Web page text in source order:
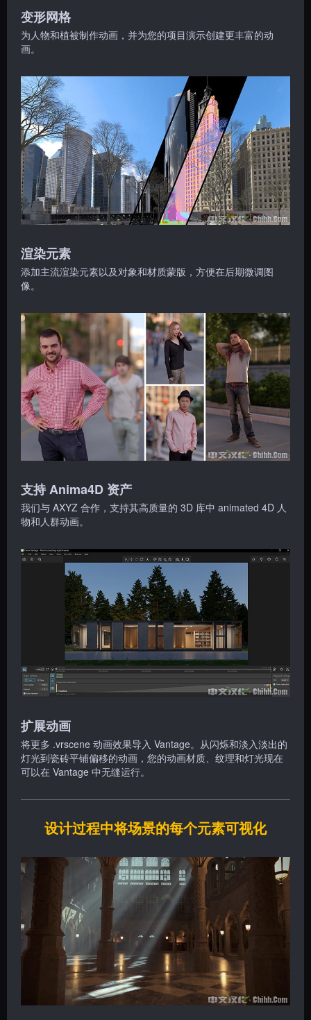
变形网格
为人物和植被制作动画，并为您的项目演示创建更丰富的动
画。
渲染元素
添加主流渲染元素以及对象和材质蒙版，方便在后期微调图
像。
支持 Anima4D 资产
我们与 AXYZ 合作，支持其高质量的 3D 库中 animated 4D 人
物和人群动画。
扩展动画
将更多 .vrscene 动画效果导入 Vantage。从闪烁和淡入淡出的
灯光到瓷砖平铺偏移的动画，您的动画材质、纹理和灯光现在
可以在 Vantage 中无缝运行。
设计过程中将场景的每个元素可视化